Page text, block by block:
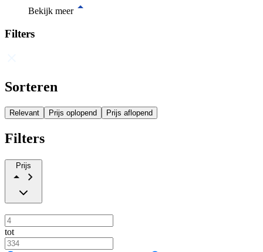
Bekijk meer
Filters
Sorteren
Relevant Prijs oplopend Prijs aflopend
Filters
Prijs
tot